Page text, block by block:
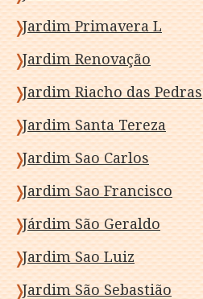
Jardim Primavera L
Jardim Renovação
Jardim Riacho das Pedras
Jardim Santa Tereza
Jardim Sao Carlos
Jardim Sao Francisco
Járdim São Geraldo
Jardim Sao Luiz
Jardim São Sebastião